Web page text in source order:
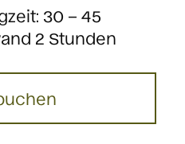
30 – 45
2 Stunden